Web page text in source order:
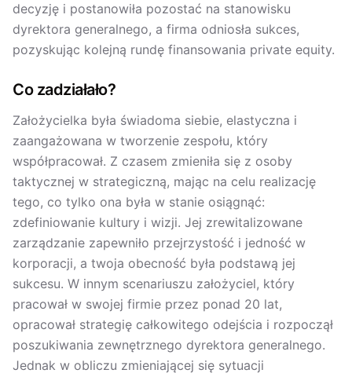
decyzję i postanowiła pozostać na stanowisku
dyrektora generalnego, a firma odniosła sukces,
pozyskując kolejną rundę finansowania private equity.
Co zadziałało?
Założycielka była świadoma siebie, elastyczna i
zaangażowana w tworzenie zespołu, który
współpracował. Z czasem zmieniła się z osoby
taktycznej w strategiczną, mając na celu realizację
tego, co tylko ona była w stanie osiągnąć:
zdefiniowanie kultury i wizji. Jej zrewitalizowane
zarządzanie zapewniło przejrzystość i jedność w
korporacji, a twoja obecność była podstawą jej
sukcesu. W innym scenariuszu założyciel, który
pracował w swojej firmie przez ponad 20 lat,
opracował strategię całkowitego odejścia i rozpoczął
poszukiwania zewnętrznego dyrektora generalnego.
Jednak w obliczu zmieniającej się sytuacji